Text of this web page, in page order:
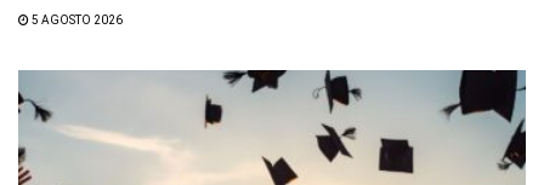
5 AGOSTO 2026